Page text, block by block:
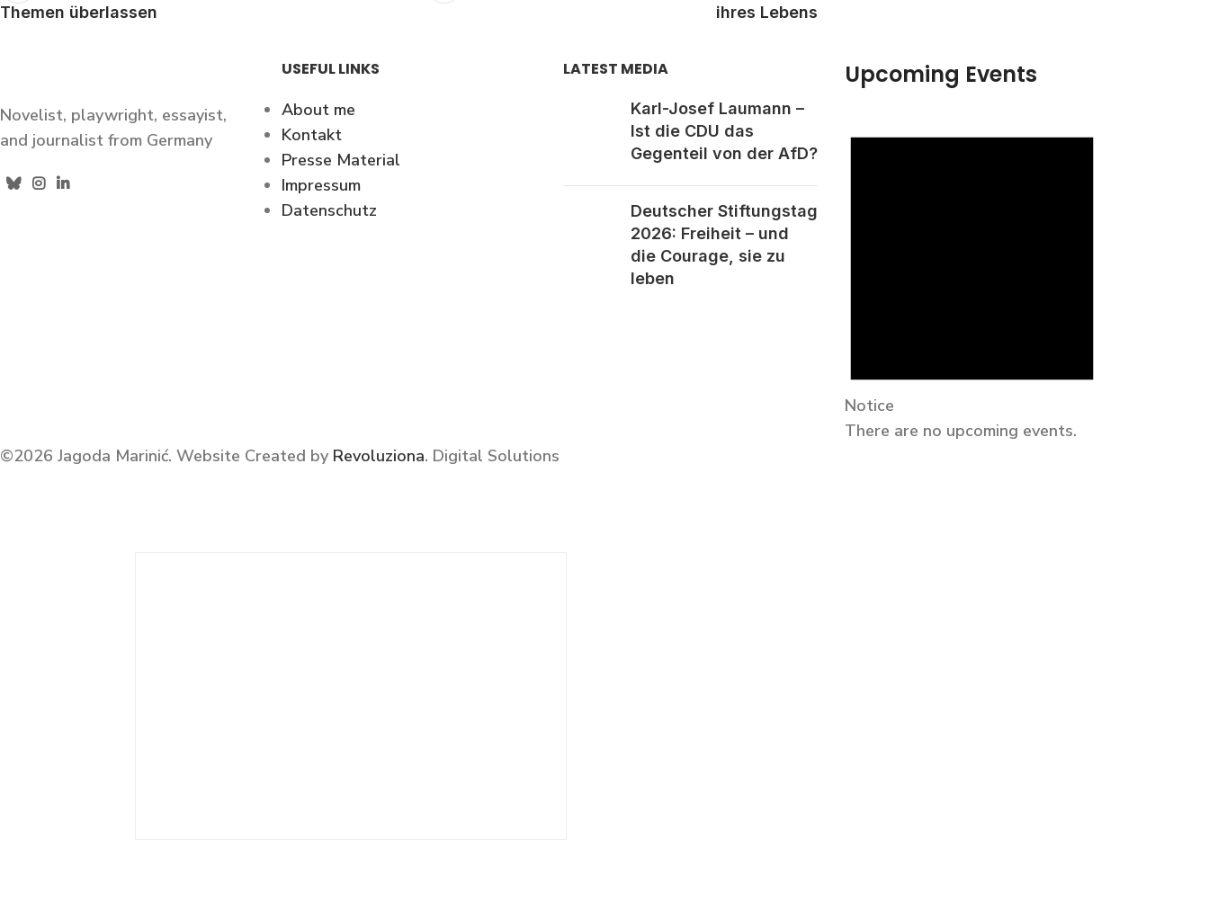
Themen überlassen
ihres Lebens
Novelist, playwright, essayist,
and journalist from Germany
USEFUL LINKS
About me
Kontakt
Presse Material
Impressum
Datenschutz
LATEST MEDIA
Karl-Josef Laumann –
Ist die CDU das
Gegenteil von der AfD?
Deutscher Stiftungstag
2026: Freiheit – und
die Courage, sie zu
leben
Upcoming Events
Notice
There are no upcoming events.
©2026 Jagoda Marinić. Website Created by Revoluziona. Digital Solutions